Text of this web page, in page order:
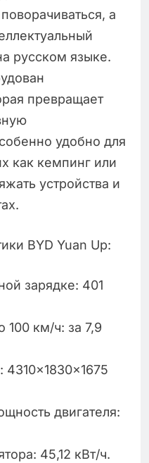
а
русском языке.
превращает
удобно для
как кемпинг или
устройства и
BYD Yuan Up:
зарядке: 401
100 км/ч: за 7,9
двигателя:
45,12 кВт/ч.